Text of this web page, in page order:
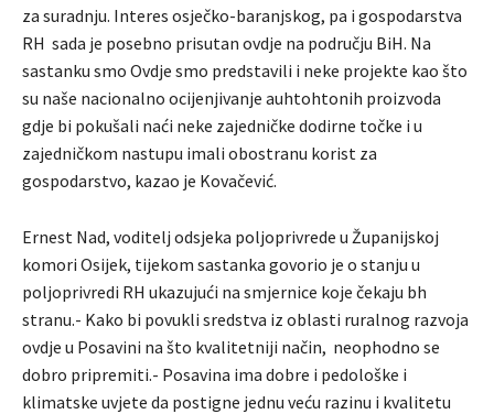
za suradnju. Interes osječko-baranjskog, pa i gospodarstva
RH sada je posebno prisutan ovdje na području BiH. Na
sastanku smo Ovdje smo predstavili i neke projekte kao što
su naše nacionalno ocijenjivanje auhtohtonih proizvoda
gdje bi pokušali naći neke zajedničke dodirne točke i u
zajedničkom nastupu imali obostranu korist za
gospodarstvo, kazao je Kovačević.
Ernest Nad, voditelj odsjeka poljoprivrede u Županijskoj
komori Osijek, tijekom sastanka govorio je o stanju u
poljoprivredi RH ukazujući na smjernice koje čekaju bh
stranu.- Kako bi povukli sredstva iz oblasti ruralnog razvoja
ovdje u Posavini na što kvalitetniji način, neophodno se
dobro pripremiti.- Posavina ima dobre i pedološke i
klimatske uvjete da postigne jednu veću razinu i kvalitetu